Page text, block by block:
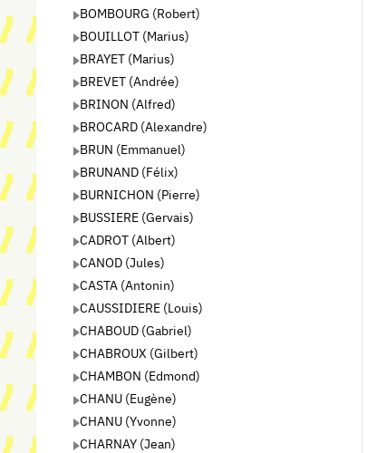
BOMBOURG (Robert)
BOUILLOT (Marius)
BRAYET (Marius)
BREVET (Andrée)
BRINON (Alfred)
BROCARD (Alexandre)
BRUN (Emmanuel)
BRUNAND (Félix)
BURNICHON (Pierre)
BUSSIERE (Gervais)
CADROT (Albert)
CANOD (Jules)
CASTA (Antonin)
CAUSSIDIERE (Louis)
CHABOUD (Gabriel)
CHABROUX (Gilbert)
CHAMBON (Edmond)
CHANU (Eugène)
CHANU (Yvonne)
CHARNAY (Jean)